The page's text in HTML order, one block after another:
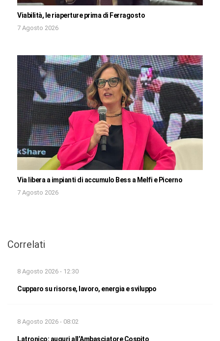
Viabilità, le riaperture prima di Ferragosto
7 Agosto 2026
Via libera a impianti di accumulo Bess a Melfi e Picerno
7 Agosto 2026
Correlati
8 Agosto 2026 - 12:30
Cupparo su risorse, lavoro, energia e sviluppo
8 Agosto 2026 - 08:02
Latronico: auguri all’Ambasciatore Cospito